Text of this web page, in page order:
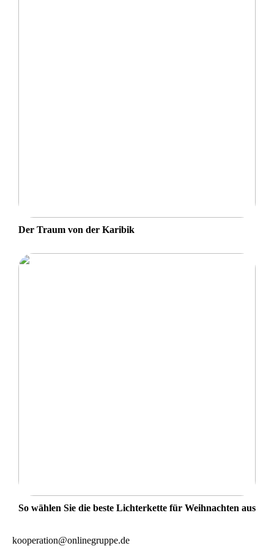
Der Traum von der Karibik
So wählen Sie die beste Lichterkette für Weihnachten aus
kooperation@onlinegruppe.de